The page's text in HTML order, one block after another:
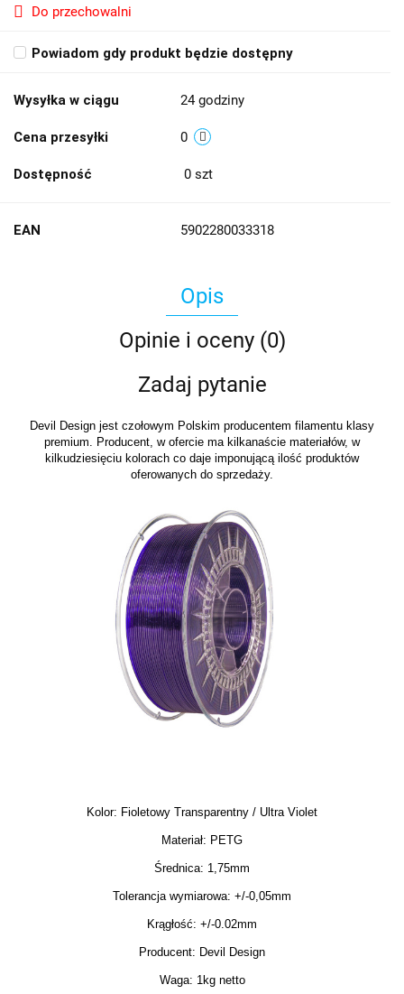
Do przechowalni
Powiadom gdy produkt będzie dostępny
Wysyłka w ciągu 24 godziny
Cena przesyłki 0
Dostępność 0 szt
EAN 5902280033318
Opis
Opinie i oceny (0)
Zadaj pytanie
Devil Design jest czołowym Polskim producentem filamentu klasy
premium. Producent, w ofercie ma kilkanaście materiałów, w
kilkudziesięciu kolorach co daje imponującą ilość produktów
oferowanych do sprzedaży.
Kolor: Fioletowy Transparentny / Ultra Violet
Materiał: PETG
Średnica: 1,75mm
Tolerancja wymiarowa: +/-0,05mm
Krągłość: +/-0.02mm
Producent: Devil Design
Waga: 1kg netto